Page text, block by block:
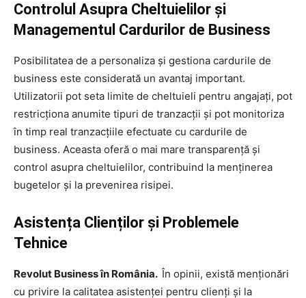
Controlul Asupra Cheltuielilor și
Managementul Cardurilor de Business
Posibilitatea de a personaliza și gestiona cardurile de
business este considerată un avantaj important.
Utilizatorii pot seta limite de cheltuieli pentru angajați, pot
restricționa anumite tipuri de tranzacții și pot monitoriza
în timp real tranzacțiile efectuate cu cardurile de
business. Aceasta oferă o mai mare transparență și
control asupra cheltuielilor, contribuind la menținerea
bugetelor și la prevenirea risipei.
Asistența Clienților și Problemele
Tehnice
Revolut Business în România. În opinii, există menționări
cu privire la calitatea asistenței pentru clienți și la